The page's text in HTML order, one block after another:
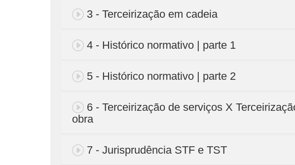
3 - Terceirização em cadeia
4 - Histórico normativo | parte 1
5 - Histórico normativo | parte 2
6 - Terceirização de serviços X
obra
7 - Jurisprudência STF e TST